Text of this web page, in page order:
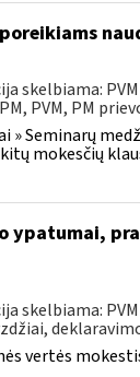
skelbiama:
PVM, PM
» Seminarų
mokesčių
ypatumai,
skelbiama:
vertės